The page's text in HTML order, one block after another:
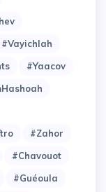
#Vayichlah
#Yaacov
#Zahor
#chavouot
#guéoula